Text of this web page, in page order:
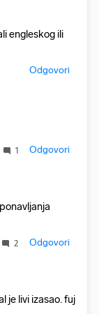
engleskog ili
Odgovori
1 Odgovori
2 Odgovori
je livi izasao. fuj